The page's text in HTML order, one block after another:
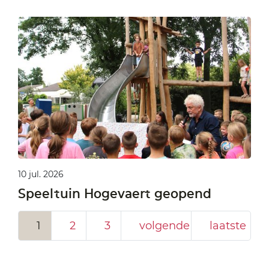
10 jul. 2026
Speeltuin Hogevaert geopend
1 2 3 volgende laatste